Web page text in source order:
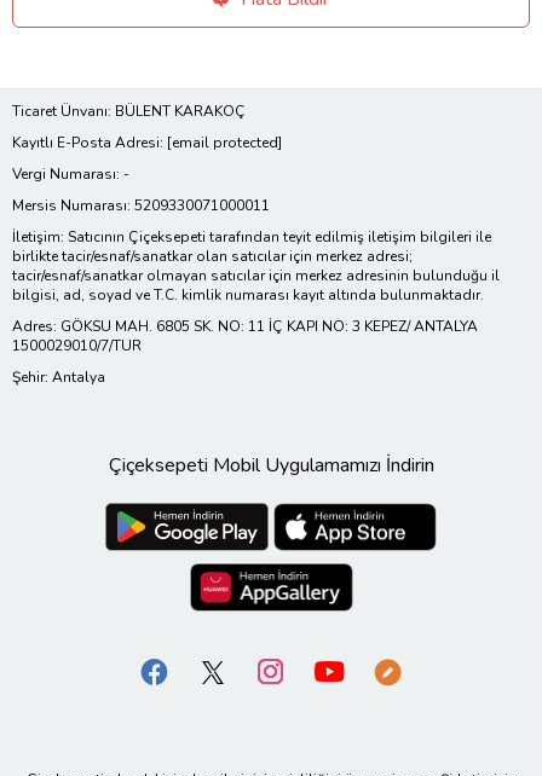
Ticaret Ünvanı: BÜLENT KARAKOÇ
Kayıtlı E-Posta Adresi: [email protected]
Vergi Numarası: -
Mersis Numarası: 5209330071000011
İletişim: Satıcının Çiçeksepeti tarafından teyit edilmiş iletişim bilgileri ile
birlikte tacir/esnaf/sanatkar olan satıcılar için merkez adresi;
tacir/esnaf/sanatkar olmayan satıcılar için merkez adresinin bulunduğu il
bilgisi, ad, soyad ve T.C. kimlik numarası kayıt altında bulunmaktadır.
Adres: GÖKSU MAH. 6805 SK. NO: 11 İÇ KAPI NO: 3 KEPEZ/ ANTALYA
1500029010/7/TUR
Şehir: Antalya
Çiçeksepeti Mobil Uygulamamızı İndirin